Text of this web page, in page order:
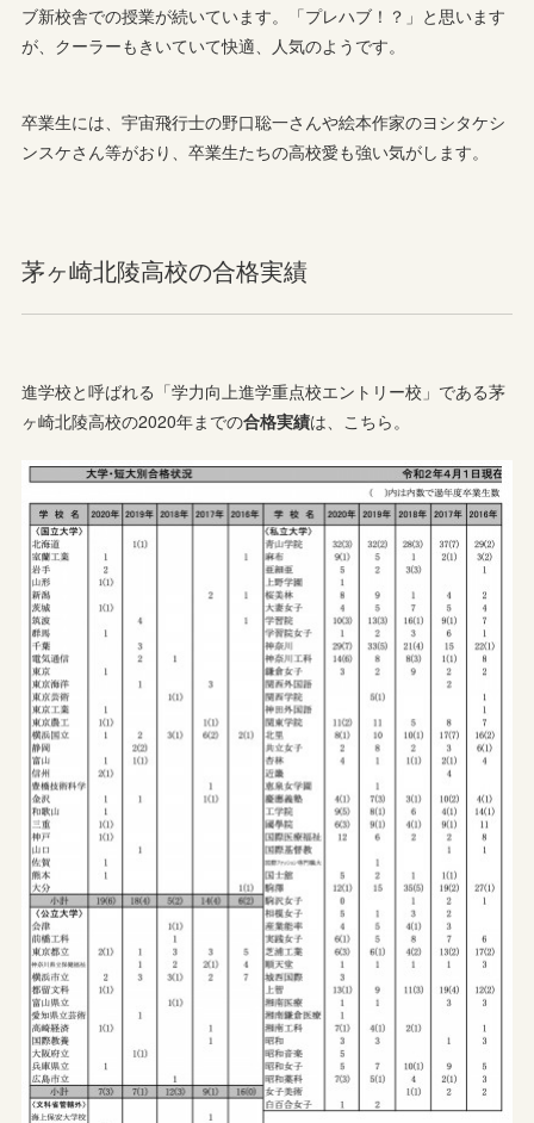
ブ新校舎での授業が続いています。「プレハブ！？」と思います
が、クーラーもきいていて快適、人気のようです。
卒業生には、宇宙飛行士の野口聡一さんや絵本作家のヨシタケシ
ンスケさん等がおり、卒業生たちの高校愛も強い気がします。
茅ヶ崎北陵高校の合格実績
進学校と呼ばれる「学力向上進学重点校エントリー校」である茅
ヶ崎北陵高校の2020年までの合格実績は、こちら。